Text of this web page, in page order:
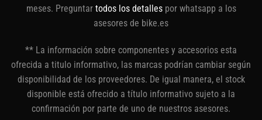
meses. Preguntar todos los detallespor whatsapp a los
asesores de bike.es
** La información sobre componentes y accesorios esta
ofrecida a titulo informativo, las marcas podrían cambiar según
disponibilidad de los proveedores. De igual manera, el stock
disponible está ofrecido a título informativo sujeto a la
confirmación por parte de uno de nuestros asesores.